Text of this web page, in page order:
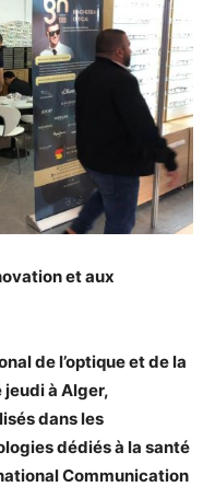
et aux
de l’optique et de la
à Alger,
dans les
dédiés à la santé
Communication